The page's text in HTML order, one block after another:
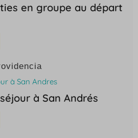
en groupe au départ
à San Andrés